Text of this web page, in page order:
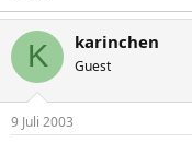
K karinchen
Guest
9 Juli 2003